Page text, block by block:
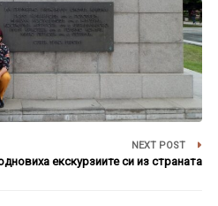
NEXT POST
екскурзиите си из страната